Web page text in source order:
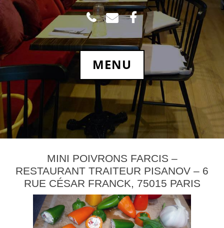
TEL MAIL FACEBOOK.COM
MENU
MINI POIVRONS FARCIS –
RESTAURANT TRAITEUR PISANOV – 6
RUE CÉSAR FRANCK, 75015 PARIS